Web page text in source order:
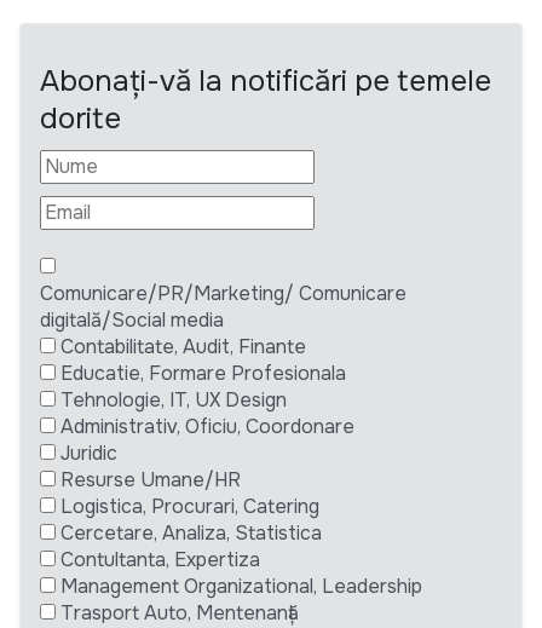
Abonați-vă la notificări pe temele
dorite
Comunicare/PR/Marketing/ Comunicare
digitală/Social media
Contabilitate, Audit, Finante
Educatie, Formare Profesionala
Tehnologie, IT, UX Design
Administrativ, Oficiu, Coordonare
Juridic
Resurse Umane/HR
Logistica, Procurari, Catering
Cercetare, Analiza, Statistica
Contultanta, Expertiza
Management Organizational, Leadership
Trasport Auto, Mentenanță